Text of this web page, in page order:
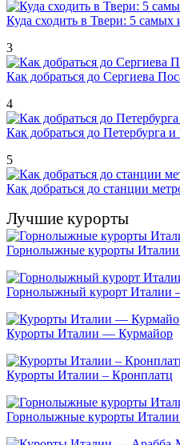
Куда сходить в Твери: 5 самых
3
Как добраться до Сергиева
4
Как добраться до Петербурга
5
Как добраться до станции
Лучшие курорты
Горнолыжные курорты
Горнолыжный курорт Италии
Курорты Италии — Курмайор
Курорты Италии – Кронплатц
Горнолыжные курорты